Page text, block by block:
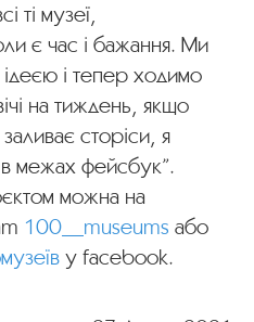
ті музеї,
є час і бажання. Ми
і тепер ходимо
на тиждень, якщо
сторіси, я
в межах фейсбук”.
можна на
100__museums або
у facebook.